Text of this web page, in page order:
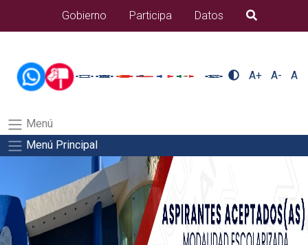
alumnos/titulacionSalida del comando:
Gobierno Participa Datos B�squeda
A+ A- A
Menú
Menú Principal